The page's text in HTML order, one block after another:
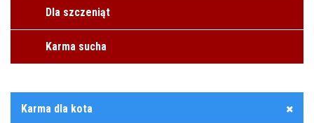
Dla szczeniąt
Karma sucha
Karma dla kota